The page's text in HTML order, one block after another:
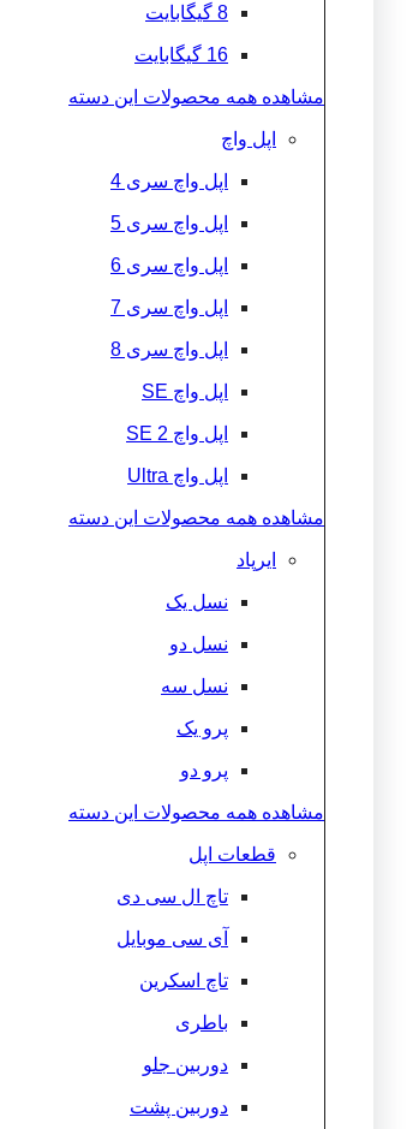
8 گیگابایت
16 گیگابایت
مشاهده همه محصولات این دسته
اپل واچ
اپل واچ سری 4
اپل واچ سری 5
اپل واچ سری 6
اپل واچ سری 7
اپل واچ سری 8
اپل واچ SE
اپل واچ 2 SE
اپل واچ Ultra
مشاهده همه محصولات این دسته
ایرپاد
نسل یک
نسل دو
نسل سه
پرو یک
پرو دو
مشاهده همه محصولات این دسته
قطعات اپل
تاچ ال سی دی
آی سی موبایل
تاچ اسکرین
باطری
دوربین جلو
دوربین پشت